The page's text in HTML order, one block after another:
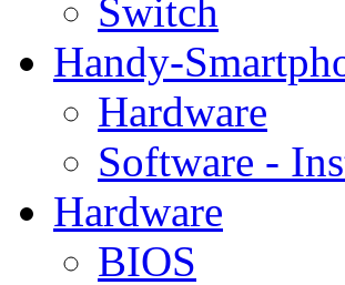
Switch
Handy-
Hardware
Software -
Hardware
BIOS